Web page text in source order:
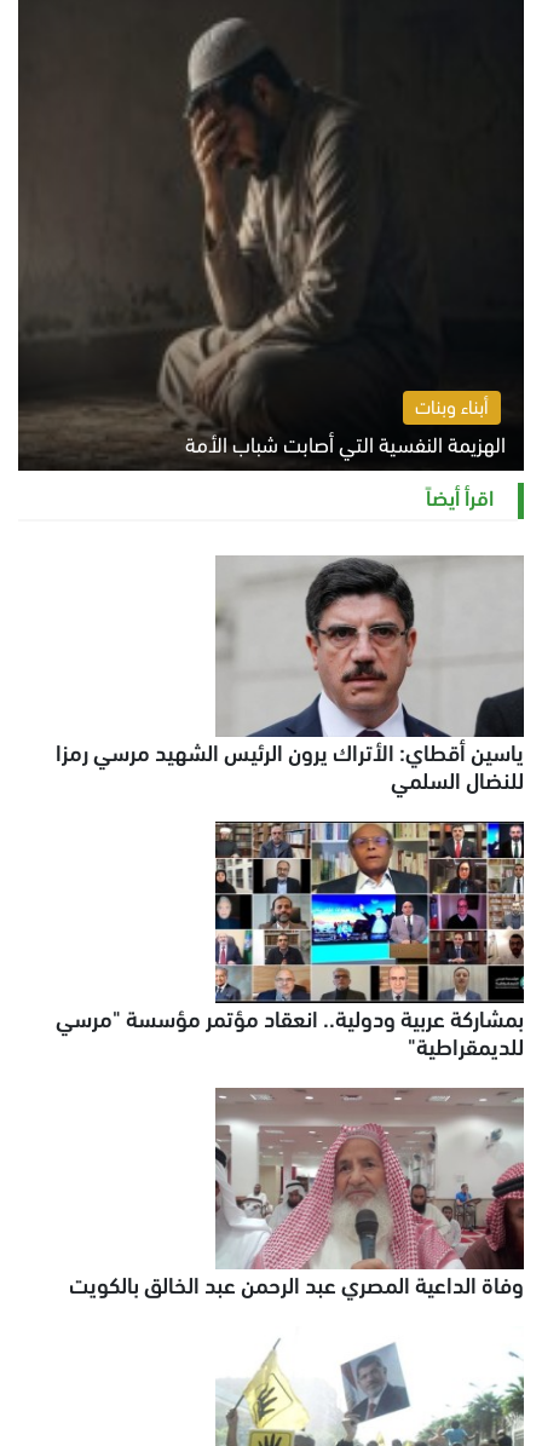
أبناء وبنات
الهزيمة النفسية التي أصابت شباب الأمة
الخميس 6 أغسطس 2026 11:12 ص
اقرأ أيضاً
ياسين أقطاي: الأتراك يرون الرئيس الشهيد مرسي رمزا
للنضال السلمي
بمشاركة عربية ودولية.. انعقاد مؤتمر مؤسسة "مرسي
للديمقراطية"
وفاة الداعية المصري عبد الرحمن عبد الخالق بالكويت